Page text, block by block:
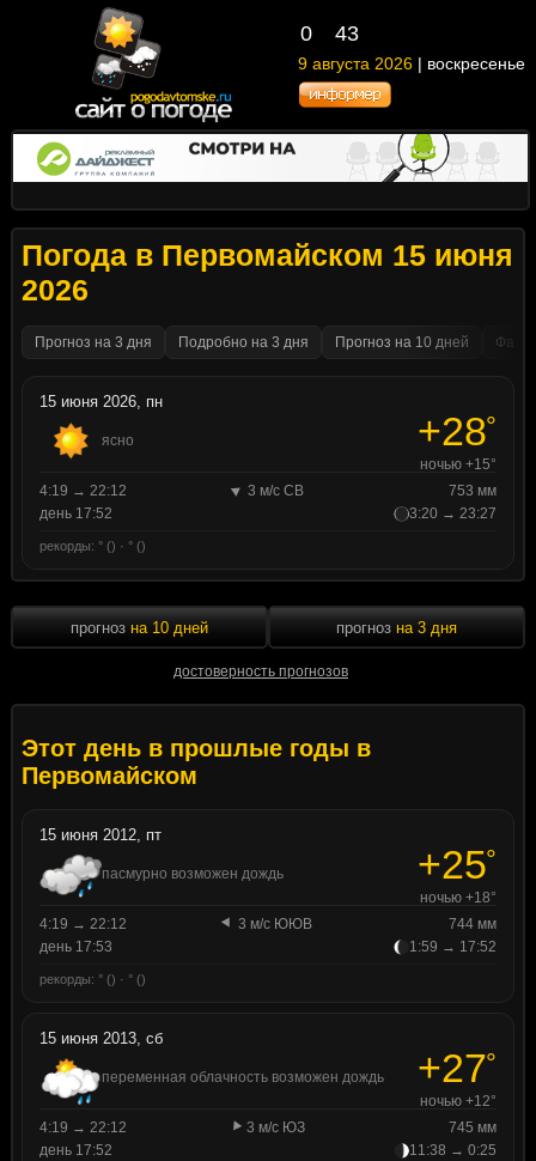
0 43
9 августа 2026 | воскресенье
Погода в Первомайском 15 июня
2026
Прогноз на 3 дня Подробно на 3 дня Прогноз на 10 дней
15 июня 2026, пн
ясно +28°
ночью +15°
4:19 → 22:12
3 м/с СВ
753 мм
день 17:52
3:20 → 23:27
рекорды: ° () · ° ()
прогноз на 10 дней
достоверность прогнозов
прогноз на 3 дня
Этот день в прошлые годы в
Первомайском
15 июня 2012, пт
пасмурно возможен дождь +25°
ночью +18°
4:19 → 22:12
3 м/с ЮЮВ
744 мм
день 17:53
1:59 → 17:52
рекорды: ° () · ° ()
15 июня 2013, сб
переменная облачность возможен дождь +27°
ночью +12°
4:19 → 22:12
3 м/с ЮЗ
745 мм
день 17:52
11:38 → 0:25